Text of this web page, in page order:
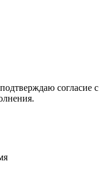
согласие с